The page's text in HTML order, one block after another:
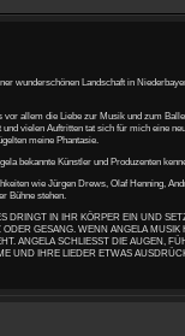
wunderschönen Landschaft in
vor allem die Liebe zur Musik und zum
vielen Auftritten tat sich für mich eine
meine Phantasie.
bekannte Künstler und Produzenten
wie Jürgen Drews, Olaf Henning,
Bühne stehen.
DRINGT IN IHR KÖRPER EIN UND
GESANG. WENN ANGELA MUSIK
ANGELA SCHLIESST DIE AUGEN,
UND IHRE LIEDER ETWAS